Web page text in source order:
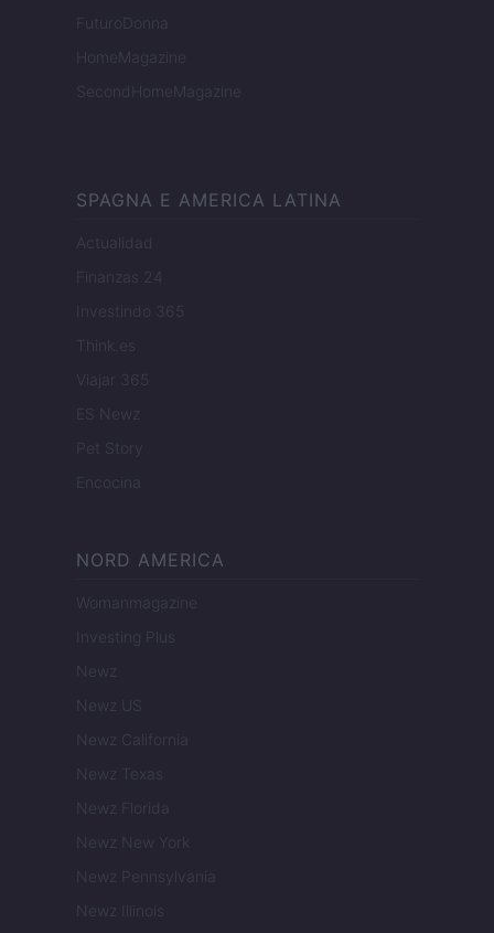
FuturoDonna
HomeMagazine
SecondHomeMagazine
SPAGNA E AMERICA LATINA
Actualidad
Finanzas 24
Investindo 365
Think.es
Viajar 365
ES Newz
Pet Story
Encocina
NORD AMERICA
Womanmagazine
Investing Plus
Newz
Newz US
Newz California
Newz Texas
Newz Florida
Newz New York
Newz Pennsylvania
Newz Illinois